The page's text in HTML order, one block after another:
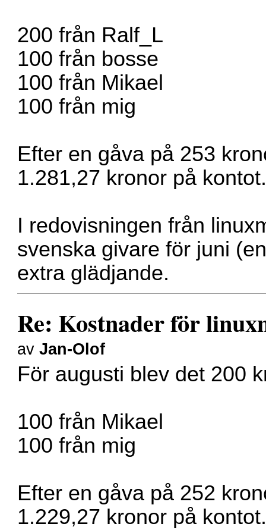
200 från Ralf_L
100 från bosse
100 från Mikael
100 från mig
Efter en gåva på 253
1.281,27 kronor på
I redovisningen från
svenska givare för juni
extra glädjande.
Re: Kostnader för
avJan-Olof
För augusti blev det 200
100 från Mikael
100 från mig
Efter en gåva på 252
1.229,27 kronor på